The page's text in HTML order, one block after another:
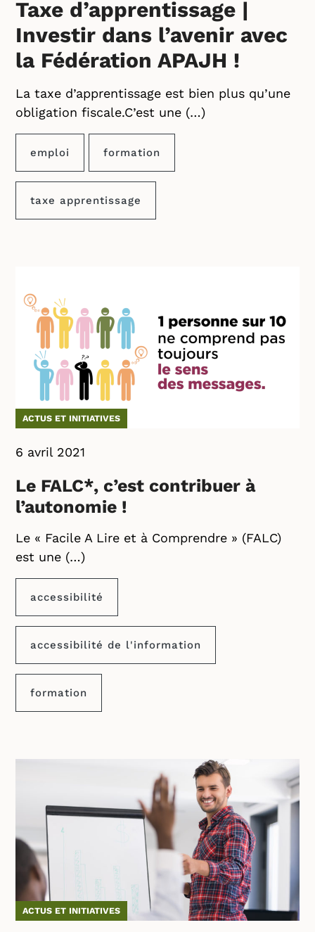
Taxe d’apprentissage |
Investir dans l’avenir avec
la Fédération APAJH !
La taxe d’apprentissage est bien plus qu’une
obligation fiscale.C’est une (…)
emploi formation
taxe apprentissage
ACTUS ET INITIATIVES
6 avril 2021
Le FALC*, c’est contribuer à
l’autonomie !
Le « Facile A Lire et à Comprendre » (FALC)
est une (…)
accessibilité
accessibilité de l'information
formation
ACTUS ET INITIATIVES